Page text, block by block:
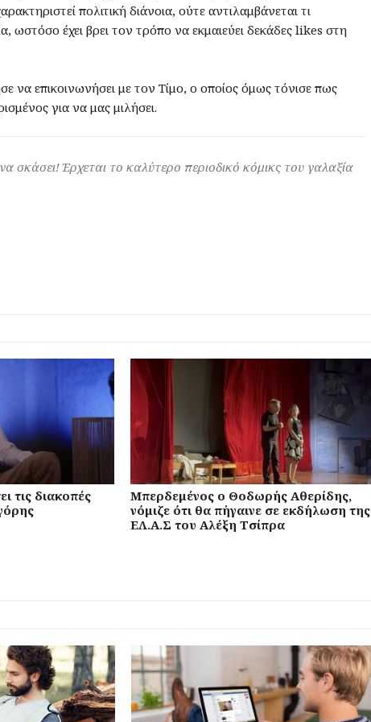
πολιτική διάνοια, ούτε αντιλαμβάνεται τι
ωστόσο έχει βρει τον τρόπο να εκμαιεύει δεκάδες likes στη
να επικοινωνήσει με τον Τίμο, ο οποίος όμως τόνισε πως
για να μας μιλήσει.
να σκάσει! Έρχεται το καλύτερο περιοδικό κόμικς του γαλαξία
τις διακοπές
Μπερδεμένος ο Θοδωρής Αθερίδης,
νόμιζε ότι θα πήγαινε σε εκδήλωση της
ΕΛ.Α.Σ του Αλέξη Τσίπρα